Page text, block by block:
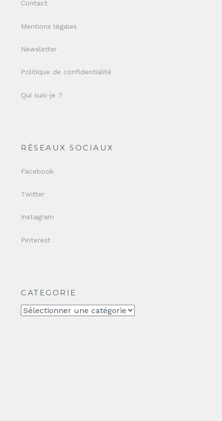
Contact
Mentions légales
Newsletter
Politique de confidentialité
Qui suis-je ?
RÉSEAUX SOCIAUX
Facebook
Twitter
Instagram
Pinterest
CATEGORIE
CATEGORIE